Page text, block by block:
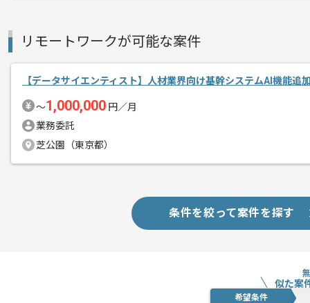
リモートワークが可能な案件
【データサイエンティスト】人材業界向け基幹システムAI機能追
〜1,000,000 円／月
業務委託
芝公園（東京都）
条件を絞って案件を探す
似た案
希望条件